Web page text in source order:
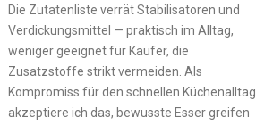
Die Zutatenliste verrät Stabilisatoren und
Verdickungsmittel — praktisch im Alltag,
weniger geeignet für Käufer, die
Zusatzstoffe strikt vermeiden. Als
Kompromiss für den schnellen Küchenalltag
akzeptiere ich das, bewusste Esser greifen